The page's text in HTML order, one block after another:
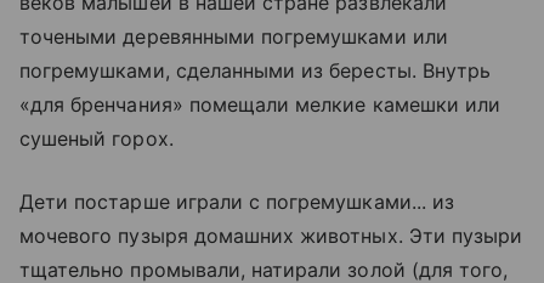
точеными деревянными погремушками или
погремушками, сделанными из бересты. Внутрь
«для бренчания» помещали мелкие камешки или
сушеный горох.
Дети постарше играли с погремушками... из
мочевого пузыря домашних животных. Эти пузыри
тщательно промывали, натирали золой (для того,